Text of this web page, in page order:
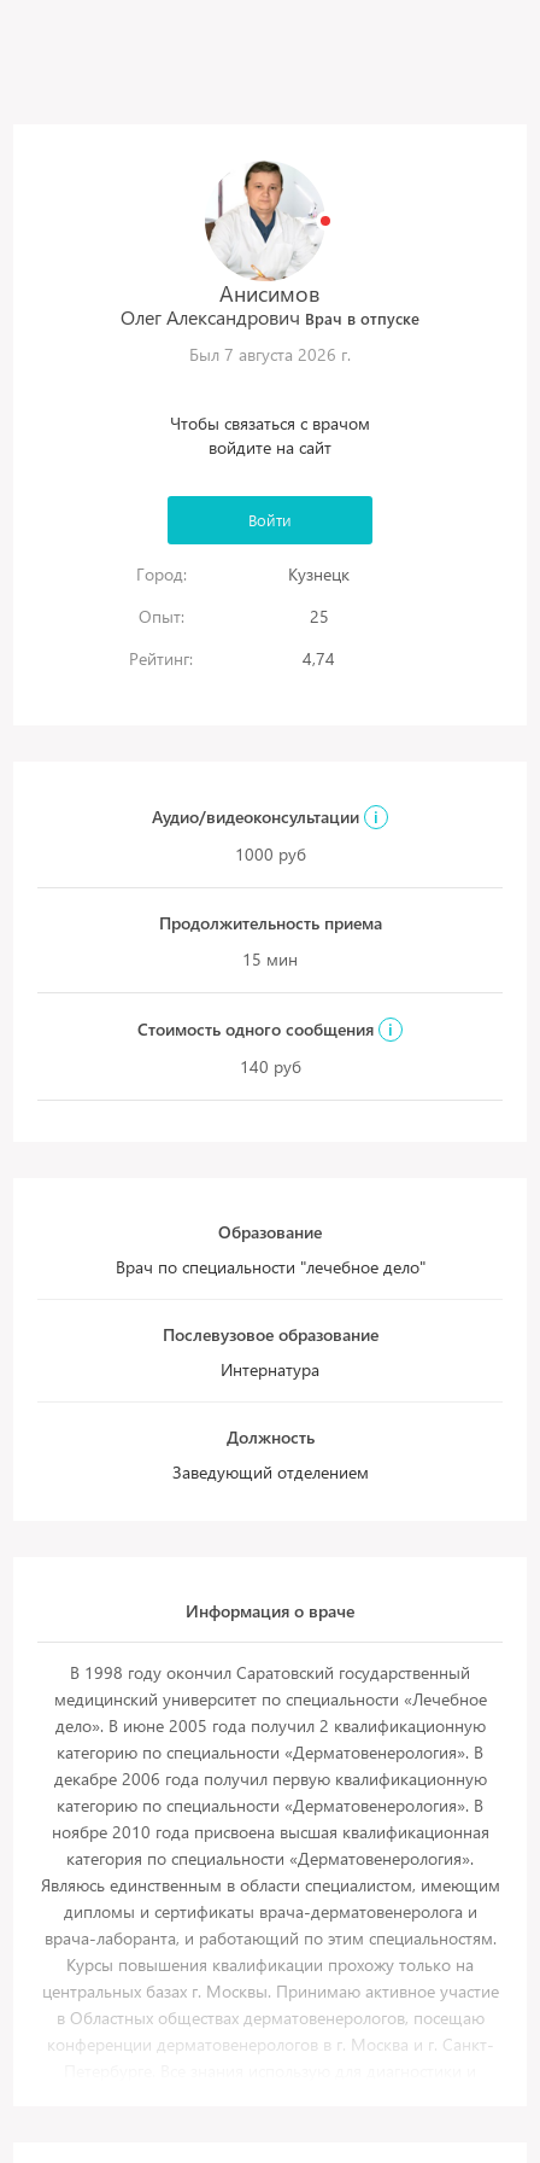
Анисимов
ОлегАлександрович Врач в отпуске
Был 7 августа 2026 г.
Чтобы связаться с врачом
войдите на сайт
Войти
Город:
Кузнецк
Опыт:
25
Рейтинг:
4,74
Аудио/видеоконсультации
i
1000 руб
Продолжительность приема
15 мин
Стоимость одного сообщения
i
140 руб
Образование
Врач по специальности "лечебное дело"
Послевузовое образование
Интернатура
Должность
Заведующий отделением
Информация о враче
В 1998 году окончил Саратовский государственный
медицинский университет по специальности «Лечебное
дело». В июне 2005 года получил 2 квалификационную
категорию по специальности «Дерматовенерология». В
декабре 2006 года получил первую квалификационную
категорию по специальности «Дерматовенерология». В
ноябре 2010 года присвоена высшая квалификационная
категория по специальности «Дерматовенерология».
Являюсь единственным в области специалистом, имеющим
дипломы и сертификаты врача-дерматовенеролога и
врача-лаборанта, и работающий по этим специальностям.
Курсы повышения квалификации прохожу только на
центральных базах г. Москвы. Принимаю активное участие
в Областных обществах дерматовенерологов, посещаю
конференции дерматовенерологов в г. Москва и г. Санкт-